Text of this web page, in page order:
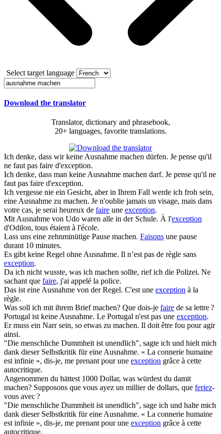
Select target language
Download the translator
Translator, dictionary and phrasebook,
20+ languages, favorite translations.
Ich denke, dass wir keineAusnahme machen dürfen. Je pense qu'il
ne faut pas faire d'exception.
Ich denke, dass man keineAusnahme machen darf. Je pense qu'il ne
faut pas faire d'exception.
Ich vergesse nie ein Gesicht, aber in Ihrem Fall werde ich froh sein,
eineAusnahme zu machen. Je n'oublie jamais un visage, mais dans
votre cas, je serai heureux de faire une exception.
MitAusnahme von Udo waren alle in der Schule. À l'exception
d'Odilon, tous étaient à l'école.
Lass uns eine zehnminütige Pause machen. Faisons une pause
durant 10 minutes.
Es gibt keine Regel ohneAusnahme. Il n’est pas de règle sans
exception.
Da ich nicht wusste, was ich machen sollte, rief ich die Polizei. Ne
sachant que faire, j'ai appelé la police.
Das ist eineAusnahme von der Regel. C'est une exception à la
règle.
Was soll ich mit ihrem Briefmachen? Que dois-je faire de sa lettre ?
Portugal ist keineAusnahme. Le Portugal n'est pas une exception.
Er muss ein Narr sein, so etwas zu machen. Il doit être fou pour agir
ainsi.
"Die menschliche Dummheit ist unendlich", sagte ich und hielt mich
dank dieser Selbstkritik für eineAusnahme. « La connerie humaine
est infinie », dis-je, me prenant pour une exception grâce à cette
autocritique.
Angenommen du hättest 1000 Dollar, was würdest du damit
machen? Supposons que vous ayez un millier de dollars, que feriez-
vous avec ?
"Die menschliche Dummheit ist unendlich", sage ich und halte mich
dank dieser Selbstkritik für eineAusnahme. « La connerie humaine
est infinie », dis-je, me prenant pour une exception grâce à cette
autocritique.